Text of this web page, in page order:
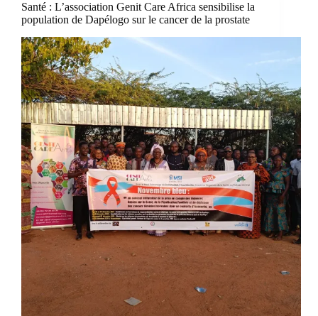
Santé : L’association Genit Care Africa sensibilise la
population de Dapélogo sur le cancer de la prostate